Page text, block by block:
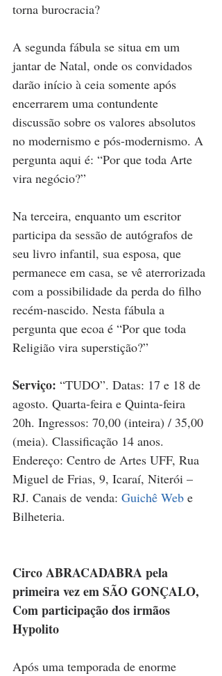
torna burocracia?
A segunda fábula se situa em um
jantar de Natal, onde os convidados
darão início à ceia somente após
encerrarem uma contundente
discussão sobre os valores absolutos
no modernismo e pós-modernismo. A
pergunta aqui é: “Por que toda Arte
vira negócio?”
Na terceira, enquanto um escritor
participa da sessão de autógrafos de
seu livro infantil, sua esposa, que
permanece em casa, se vê aterrorizada
com a possibilidade da perda do filho
recém-nascido. Nesta fábula a
pergunta que ecoa é “Por que toda
Religião vira superstição?”
Serviço: “TUDO”. Datas: 17 e 18 de
agosto. Quarta-feira e Quinta-feira
20h. Ingressos: 70,00 (inteira) / 35,00
(meia). Classificação 14 anos.
Endereço: Centro de Artes UFF, Rua
Miguel de Frias, 9, Icaraí, Niterói –
RJ. Canais de venda: Guichê Web e
Bilheteria.
Circo ABRACADABRA pela
primeira vez em SÃO GONÇALO,
Com participação dos irmãos
Hypolito
Após uma temporada de enorme